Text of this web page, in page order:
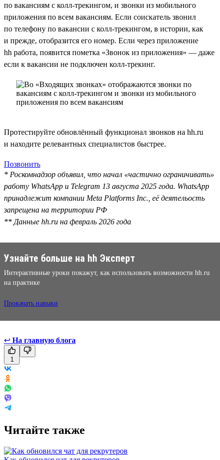
по вакансиям с колл-трекингом, и звонки из мобильного
приложения по всем вакансиям. Если соискатель звонил
по телефону по вакансии с колл-трекингом, в истории, как
и прежде, отобразится его номер. Если через приложение
hh работа, появится пометка «Звонок из приложения» — даже
если к вакансии не подключен колл-трекинг.
Протестируйте обновлённый функционал звонков на hh.ru
и находите релевантных специалистов быстрее.
Позвонить
* Роскомнадзор объявил, что начал «частично ограничивать»
работу WhatsApp и Telegram 13 августа 2025 года. WhatsApp
принадлежит компании Meta Platforms Inc., её деятельость
запрещена на территории РФ
** Данные hh.ru на февраль 2026 года
Узнайте больше на hh Эксперт
Интерактивные уроки покажут, как использовать возможности hh.ru
на практике
Прокачать навыки
↩ На главную блога
1
Читайте также